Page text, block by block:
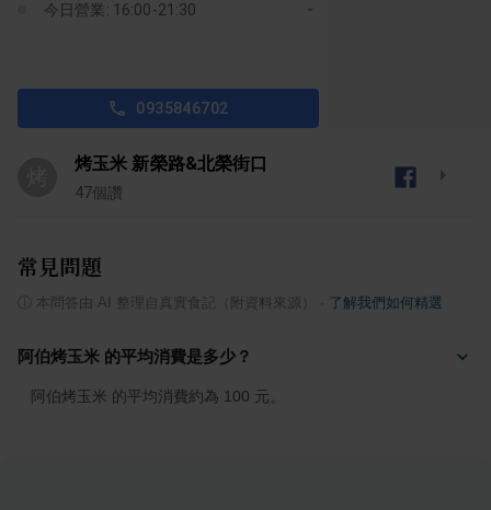
今日營業: 16:00-21:30
0935846702
烤玉米 新榮路&北榮街口
47個讚
常見問題
本問答由 AI 整理自真實食記（附資料來源） 了解我們如何精選
阿伯烤玉米 的平均消費是多少？
阿伯烤玉米 的平均消費約為 100 元。